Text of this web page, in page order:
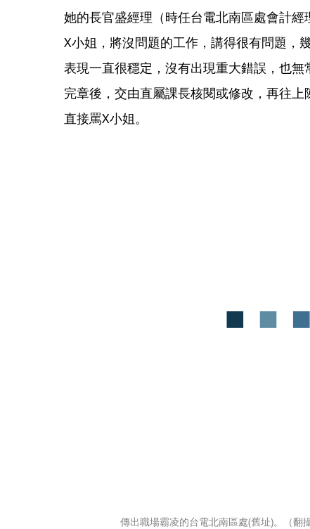
她的長官盛經理（時任台電北南區處會計
X小姐，將沒問題的工作，講得很有問題，
表現一直很穩定，沒有出現重大錯誤，也
完章後，交由直屬課長核閱或修改，再往上
直接罵X小姐。
傳出職場霸凌的台電北南區處(舊址)。（翻